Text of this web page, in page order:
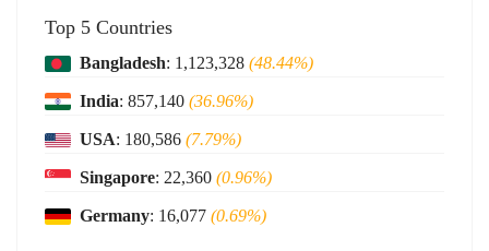
Top 5 Countries
Bangladesh: 1,123,328(48.44%)
India: 857,140(36.96%)
USA: 180,586(7.79%)
Singapore: 22,360(0.96%)
Germany: 16,077(0.69%)